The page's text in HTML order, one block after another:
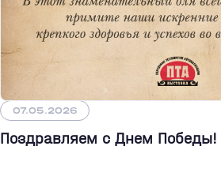
07.05.2026
Поздравляем с Днем Победы!